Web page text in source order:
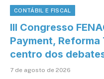
CONTÁBIL E FISCAL
III Congresso
Payment,
centro dos
7 de agosto de 2026